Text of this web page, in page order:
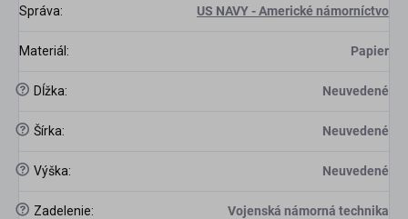
Správa: US NAVY - Americké námorníctvo
Materiál: Papier
? Dĺžka: Neuvedené
? Šírka: Neuvedené
? Výška: Neuvedené
? Zadelenie: Vojenská námorná technika